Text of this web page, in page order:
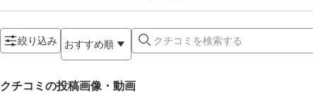
絞り込み おすすめ順
クチコミの投稿画像・動画